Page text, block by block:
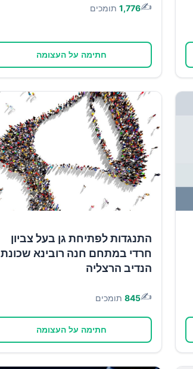
✍️
1,776 תומכים
חתימה על העצומה
התנגדות לפתיחת גן בעל צביון
חרדי במתחם חנה רובינא שכונת
הנדיב הרצליה
✍️
845 תומכים
חתימה על העצומה